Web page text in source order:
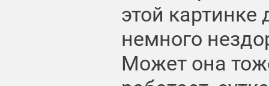
этой картинке
немного
Может она